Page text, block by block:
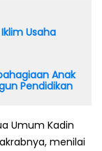
Usaha
Anak
Pendidikan
Umum Kadin
menilai